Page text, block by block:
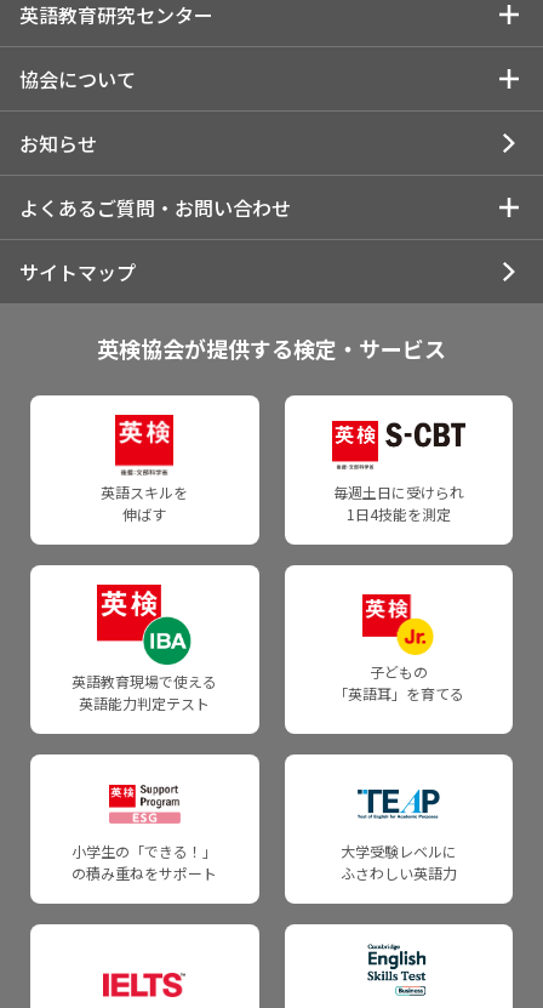
英検
英検S-CBT
英検IBA
英検Jr.
英検ESG
CEST Business
GCAS
学習支援教材のご紹介
通信講座
Strong Essay Writing
英検バーチャル二次試験
リスニング教材（学校用）
英検Can-doリスト
学校・教育関係の方向け情報
教員研修・セミナー情報
検定料 助成制度
英検Can-doリスト
団体ポータル
導入機関へのインタビュー
TEAP スコア利用団体の方
TEAP 採用大学一覧
通信講座（企業・団体用）
リスニング教材（学校用）
英語教育研究センター
英語教育研究センタートップ
英検 研究助成制度概要
英検 研究助成制度報告書
報告書作成お役立ちページ
英語教育に関する調査
英語教育センターについて
協会について
協会についてトップ
検定・テスト受験状況/導入実績
英検：受験の状況
活動報告書・統合報告書
事業沿革
英検 助成事業
「英検」研究助成制度
法人概要
お知らせ
よくあるご質問・お問い合わせ
よくあるご質問
サイトマップ
英検協会が提供する検定・サービス
英語スキルを
伸ばす
毎週土日に受けられ
1日4技能を測定
英語教育現場で使える
英語能力判定テスト
子どもの
「英語耳」を育てる
小学生の「できる！」
の積み重ねをサポート
大学受験レベルに
ふさわしい英語力